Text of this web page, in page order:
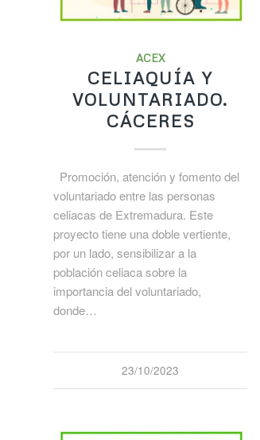
ACEX
CELIAQUÍA Y
VOLUNTARIADO.
CÁCERES
Promoción, atención y fomento del
voluntariado entre las personas
celiacas de Extremadura. Este
proyecto tiene una doble vertiente,
por un lado, sensibilizar a la
población celiaca sobre la
importancia del voluntariado,
donde…
23/10/2023